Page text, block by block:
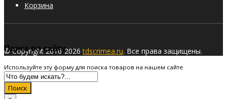
Корзина
© Copyright 2016-2026tdscrimea.ru. Все права защищены.
Поиск по сайту
Используйте эту форму для поиска товаров на нашем сайте
Поиск